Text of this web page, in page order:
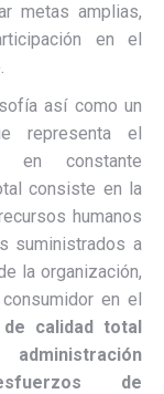
metas amplias,
en el
así como un
representa el
en constante
consiste en la
humanos
suministrados a
la organización,
en el
calidad total
de